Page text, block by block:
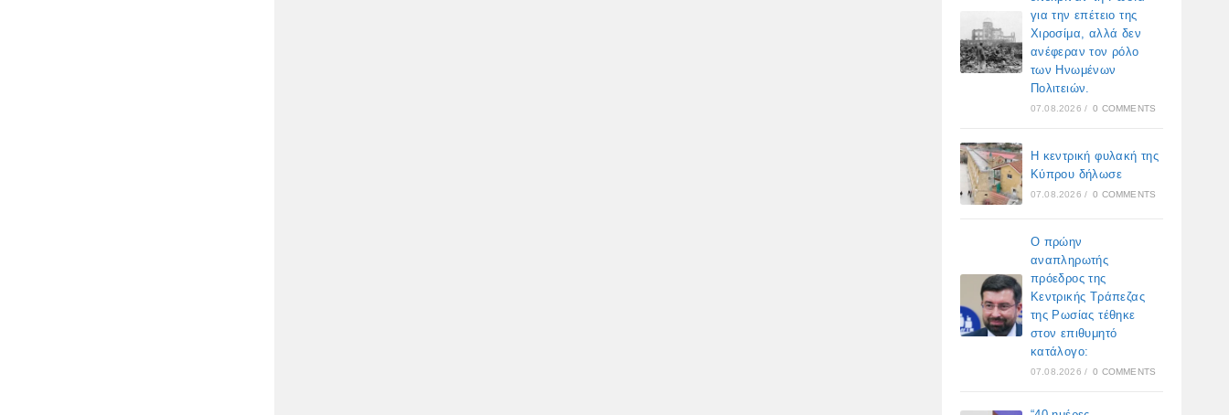
για την επέτειο της
Χιροσίμα, αλλά δεν
ανέφεραν τον ρόλο
των Ηνωμένων
Πολιτειών.
07.08.2026 / 0 COMMENTS
Η κεντρική φυλακή της
Κύπρου δήλωσε
07.08.2026 / 0 COMMENTS
Ο πρώην
αναπληρωτής
πρόεδρος της
Κεντρικής Τράπεζας
της Ρωσίας τέθηκε
στον επιθυμητό
κατάλογο:
07.08.2026 / 0 COMMENTS